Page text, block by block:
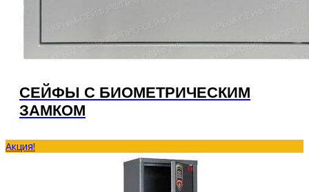
СЕЙФЫ С БИОМЕТРИЧЕСКИМ
ЗАМКОМ
Акция!